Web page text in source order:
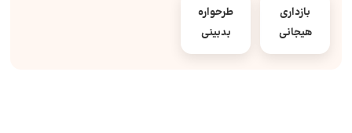
بازداری
هیجانی
طرحواره
بدبینی